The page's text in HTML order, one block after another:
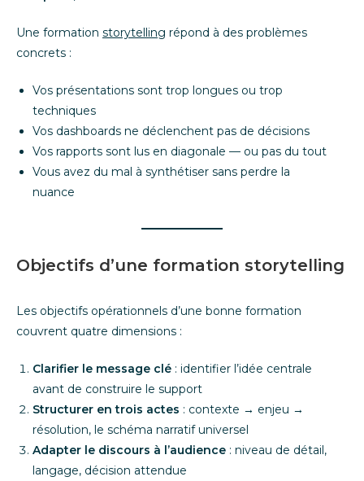
Une formation storytelling répond à des problèmes
concrets :
Vos présentations sont trop longues ou trop
techniques
Vos dashboards ne déclenchent pas de décisions
Vos rapports sont lus en diagonale — ou pas du tout
Vous avez du mal à synthétiser sans perdre la
nuance
Objectifs d’une formation storytelling
Les objectifs opérationnels d’une bonne formation
couvrent quatre dimensions :
Clarifier le message clé : identifier l’idée centrale
avant de construire le support
Structurer en trois actes : contexte → enjeu →
résolution, le schéma narratif universel
Adapter le discours à l’audience : niveau de détail,
langage, décision attendue